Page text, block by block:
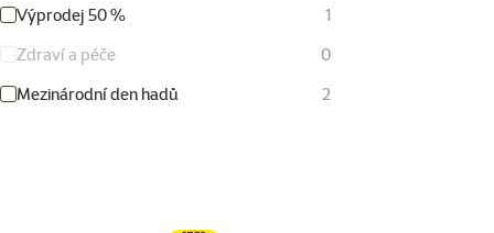
Výprodej 50 %
1
Zdraví a péče
0
Mezinárodní den hadů
2